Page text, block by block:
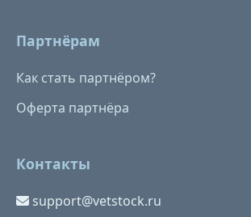
Партнёрам
Как стать партнёром?
Оферта партнёра
Контакты
support@vetstock.ru